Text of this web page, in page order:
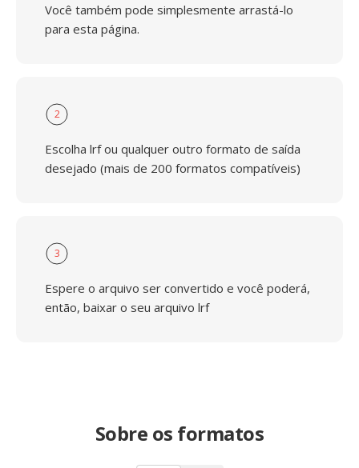
Você também pode simplesmente arrastá-lo
para esta página.
2
Escolha lrf ou qualquer outro formato de saída
desejado (mais de 200 formatos compatíveis)
3
Espere o arquivo ser convertido e você poderá,
então, baixar o seu arquivo lrf
Sobre os formatos